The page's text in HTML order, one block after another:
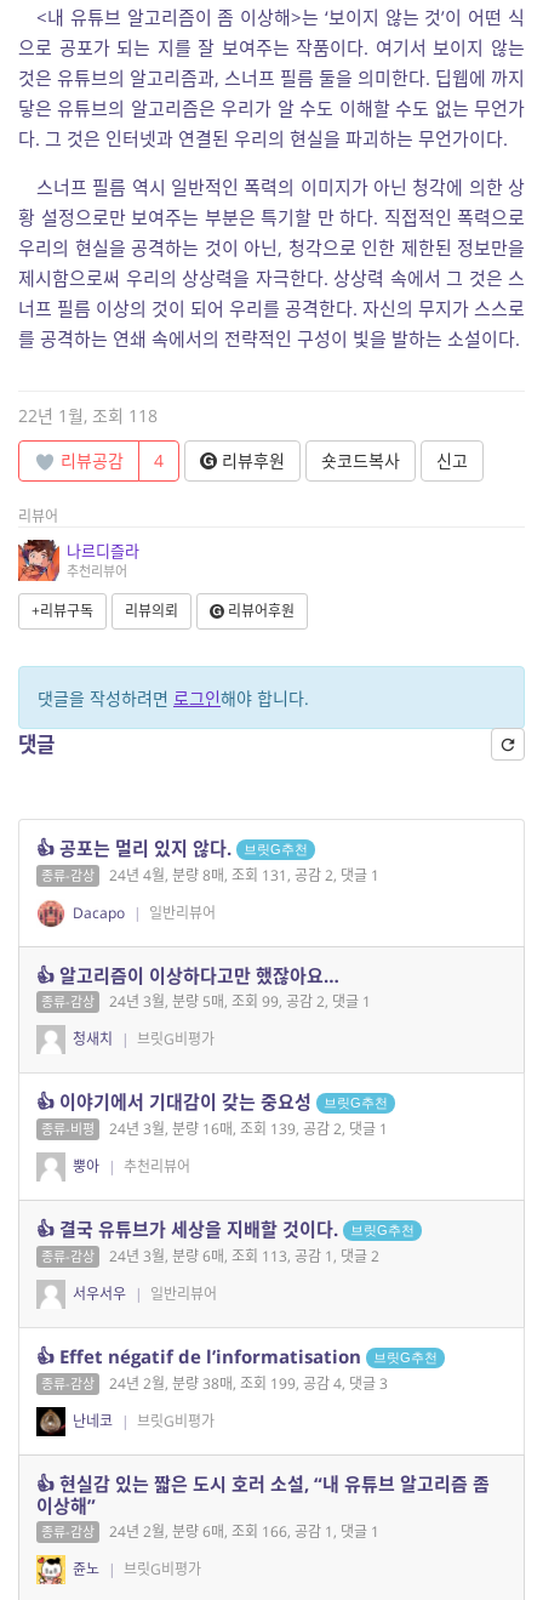
<내 유튜브 알고리즘이 좀 이상해>는 ‘보이지 않는 것’이 어떤 식
으로 공포가 되는 지를 잘 보여주는 작품이다. 여기서 보이지 않는
것은 유튜브의 알고리즘과, 스너프 필름 둘을 의미한다. 딥웹에 까지
닿은 유튜브의 알고리즘은 우리가 알 수도 이해할 수도 없는 무언가
다. 그 것은 인터넷과 연결된 우리의 현실을 파괴하는 무언가이다.
스너프 필름 역시 일반적인 폭력의 이미지가 아닌 청각에 의한 상
황 설정으로만 보여주는 부분은 특기할 만 하다. 직접적인 폭력으로
우리의 현실을 공격하는 것이 아닌, 청각으로 인한 제한된 정보만을
제시함으로써 우리의 상상력을 자극한다. 상상력 속에서 그 것은 스
너프 필름 이상의 것이 되어 우리를 공격한다. 자신의 무지가 스스로
를 공격하는 연쇄 속에서의 전략적인 구성이 빛을 발하는 소설이다.
22년 1월, 조회 118
리뷰공감
4 리뷰후원 숏코드복사 신고
리뷰어
나르디즐라
추천리뷰어
+리뷰구독 리뷰의뢰 리뷰어후원
댓글을 작성하려면 로그인해야 합니다.
댓글
👍 공포는 멀리 있지 않다. 브릿G추천
종류-감상
24년 4월, 분량 8매, 조회 131, 공감 2, 댓글 1
Dacapo | 일반리뷰어
👍 알고리즘이 이상하다고만 했잖아요…
종류-감상
24년 3월, 분량 5매, 조회 99, 공감 2, 댓글 1
청새치
| 브릿G비평가
👍 이야기에서 기대감이 갖는 중요성 브릿G추천
종류-비평
24년 3월, 분량 16매, 조회 139, 공감 2, 댓글 1
뿡아 | 추천리뷰어
👍 결국 유튜브가 세상을 지배할 것이다. 브릿G추천
종류-감상
24년 3월, 분량 6매, 조회 113, 공감 1, 댓글 2
서우서우 | 일반리뷰어
👍 Effet négatif de l’informatisation 브릿G추천
종류-감상
24년 2월, 분량 38매, 조회 199, 공감 4, 댓글 3
난네코 | 브릿G비평가
👍 현실감 있는 짧은 도시 호러 소설, “내 유튜브 알고리즘 좀
이상해”
종류-감상
24년 2월, 분량 6매, 조회 166, 공감 1, 댓글 1
쥰노 | 브릿G비평가